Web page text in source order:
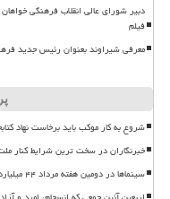
دبیر شورای عالی انقلاب فرهنگی
فیلم
معرفی شیراوند بعنوان رئیس جدید
شروع به کار موکب باید برخاست نهاد
خبرنگاران در سخت ترین شرایط کنار
سینماها در دومین هفته مرداد ۴۴ میلیارد تومان فروختند